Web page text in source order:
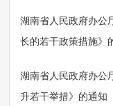
湖南省人民政府办公
长的若干政策措施》
湖南省人民政府办公
升若干举措》的通知